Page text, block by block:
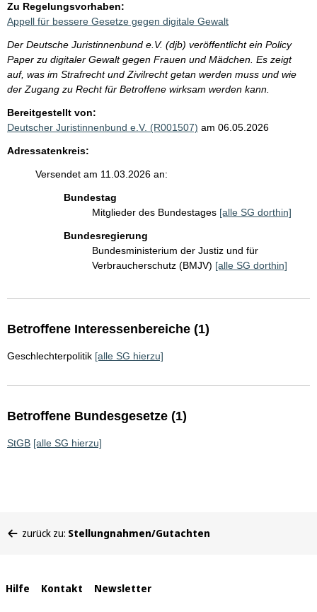
Zu Regelungsvorhaben:
Appell für bessere Gesetze gegen digitale Gewalt
Der Deutsche Juristinnenbund e.V. (djb) veröffentlicht ein Policy
Paper zu digitaler Gewalt gegen Frauen und Mädchen. Es zeigt
auf, was im Strafrecht und Zivilrecht getan werden muss und wie
der Zugang zu Recht für Betroffene wirksam werden kann.
Bereitgestellt von:
Deutscher Juristinnenbund e.V. (R001507) am 06.05.2026
Adressatenkreis:
Versendet am 11.03.2026 an:
Bundestag
Mitglieder des Bundestages [alle SG dorthin]
Bundesregierung
Bundesministerium der Justiz und für
Verbraucherschutz (BMJV) [alle SG dorthin]
Betroffene Interessenbereiche (1)
Geschlechterpolitik [alle SG hierzu]
Betroffene Bundesgesetze (1)
StGB [alle SG hierzu]
befinden
zurück zu: Stellungnahmen/Gutachten
Interne
Hilfe Kontakt Newsletter